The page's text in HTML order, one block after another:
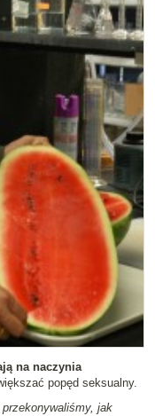
na naczynia
popęd seksualny.
jak